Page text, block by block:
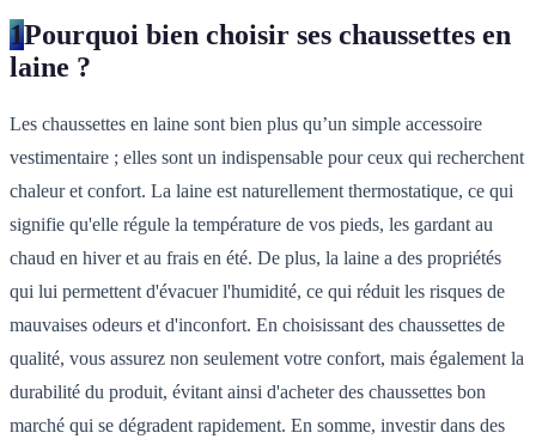
1Pourquoi bien choisir ses chaussettes en
laine ?
Les chaussettes en laine sont bien plus qu’un simple accessoire
vestimentaire ; elles sont un indispensable pour ceux qui recherchent
chaleur et confort. La laine est naturellement thermostatique, ce qui
signifie qu'elle régule la température de vos pieds, les gardant au
chaud en hiver et au frais en été. De plus, la laine a des propriétés
qui lui permettent d'évacuer l'humidité, ce qui réduit les risques de
mauvaises odeurs et d'inconfort. En choisissant des chaussettes de
qualité, vous assurez non seulement votre confort, mais également la
durabilité du produit, évitant ainsi d'acheter des chaussettes bon
marché qui se dégradent rapidement. En somme, investir dans des